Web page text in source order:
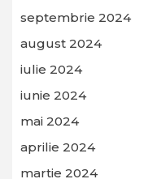
septembrie 2024
august 2024
iulie 2024
iunie 2024
mai 2024
aprilie 2024
martie 2024